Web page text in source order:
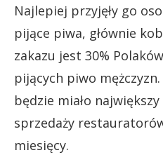
Najlepiej przyjęły go
pijące piwa, głównie
zakazu jest 30%
pijących piwo
będzie miało
sprzedaży
miesięcy.